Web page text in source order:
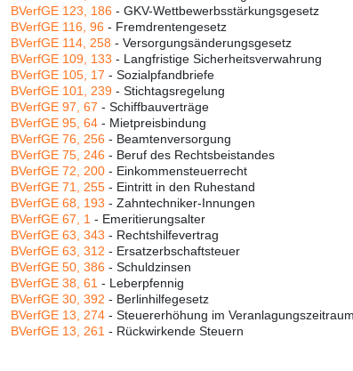
BVerfGE 123, 186 - GKV-Wettbewerbsstärkungsgesetz
BVerfGE 116, 96 - Fremdrentengesetz
BVerfGE 114, 258 - Versorgungsänderungsgesetz
BVerfGE 109, 133 - Langfristige Sicherheitsverwahrung
BVerfGE 105, 17 - Sozialpfandbriefe
BVerfGE 101, 239 - Stichtagsregelung
BVerfGE 97, 67 - Schiffbauverträge
BVerfGE 95, 64 - Mietpreisbindung
BVerfGE 76, 256 - Beamtenversorgung
BVerfGE 75, 246 - Beruf des Rechtsbeistandes
BVerfGE 72, 200 - Einkommensteuerrecht
BVerfGE 71, 255 - Eintritt in den Ruhestand
BVerfGE 68, 193 - Zahntechniker-Innungen
BVerfGE 67, 1 - Emeritierungsalter
BVerfGE 63, 343 - Rechtshilfevertrag
BVerfGE 63, 312 - Ersatzerbschaftsteuer
BVerfGE 50, 386 - Schuldzinsen
BVerfGE 38, 61 - Leberpfennig
BVerfGE 30, 392 - Berlinhilfegesetz
BVerfGE 13, 274 - Steuererhöhung im Veranlagungszeitraum
BVerfGE 13, 261 - Rückwirkende Steuern